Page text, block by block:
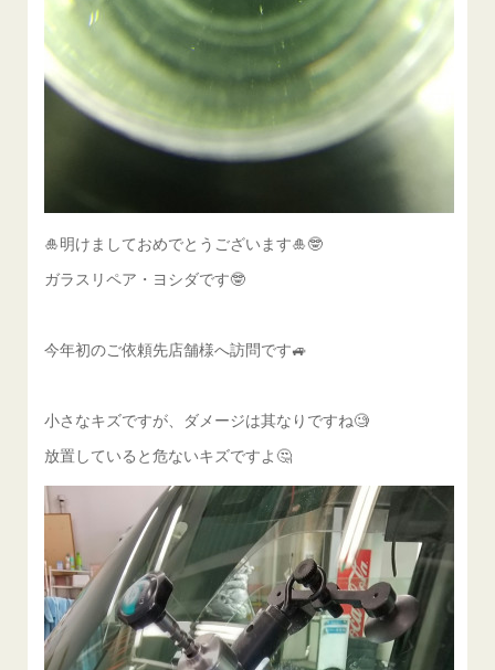
🎍明けましておめでとうございます🎍🤓
ガラスリペア・ヨシダです🤓
今年初のご依頼先店舗様へ訪問です🚙
小さなキズですが、ダメージは其なりですね🧐
放置していると危ないキズですよ🤔